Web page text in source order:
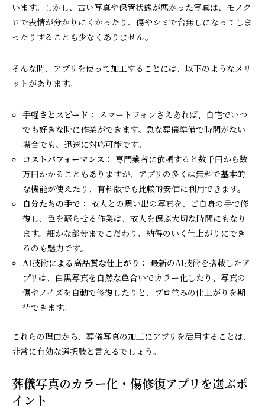
います。しかし、古い写真や保管状態が悪かった写真は、モノク
ロで表情が分かりにくかったり、傷やシミで台無しになってしま
ったりすることも少なくありません。
そんな時、アプリを使って加工することには、以下のようなメリ
ットがあります。
手軽さとスピード： スマートフォンさえあれば、自宅でいつ
でも好きな時に作業ができます。急な葬儀準備で時間がない
場合でも、迅速に対応可能です。
コストパフォーマンス： 専門業者に依頼すると数千円から数
万円かかることもありますが、アプリの多くは無料で基本的
な機能が使えたり、有料版でも比較的安価に利用できます。
自分たちの手で： 故人との思い出の写真を、ご自身の手で修
復し、色を蘇らせる作業は、故人を偲ぶ大切な時間にもなり
ます。細かな部分までこだわり、納得のいく仕上がりにでき
るのも魅力です。
AI技術による高品質な仕上がり： 最新のAI技術を搭載したア
プリは、白黒写真を自然な色合いでカラー化したり、写真の
傷やノイズを自動で修復したりと、プロ並みの仕上がりを期
待できます。
これらの理由から、葬儀写真の加工にアプリを活用することは、
非常に有効な選択肢と言えるでしょう。
葬儀写真のカラー化・傷修復アプリを選ぶポ
イント